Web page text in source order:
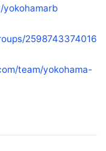
2598743374016
team/yokohama-